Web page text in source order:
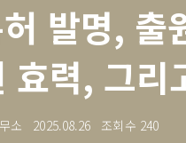
발명,
력, 그리
소 2025.08.26 조회수 240